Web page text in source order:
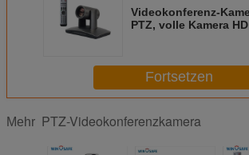
Videokonferenz-
PTZ, volle Kamera
Fortsetzen
Mehr PTZ-Videokonferenzkamera